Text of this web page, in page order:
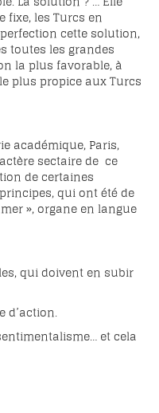
fixe, les Turcs en
cette solution,
toutes les grandes
la plus favorable, à
plus propice aux Turcs
académique, Paris,
sectaire de ce
de certaines
qui ont été de
», organe en langue
qui doivent en subir
d’action.
et cela